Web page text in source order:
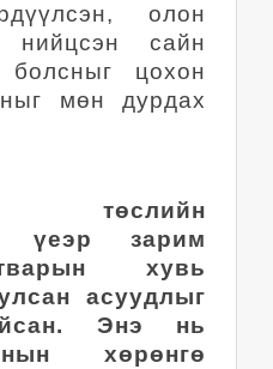
олон
сайн
цохон
мөн дурдах
төслийн
үеэр зарим
хувь
асуудлыг
Энэ нь
хөрөнгө